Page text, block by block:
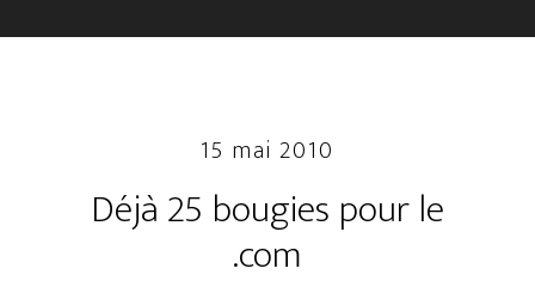
15 mai 2010
Déjà 25 bougies pour le
.com